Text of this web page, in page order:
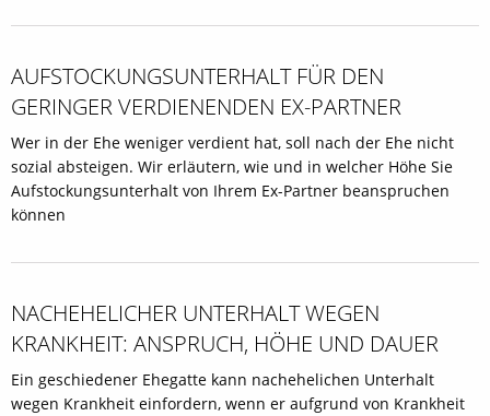
AUFSTOCKUNGS­UNTERHALT FÜR DEN
GERINGER VERDIENENDEN EX-PARTNER
Wer in der Ehe weniger verdient hat, soll nach der Ehe nicht
sozial absteigen. Wir erläutern, wie und in welcher Höhe Sie
Aufstockungsunterhalt von Ihrem Ex-Partner beanspruchen
können
NACHEHELICHER UNTERHALT WEGEN
KRANKHEIT: ANSPRUCH, HÖHE UND DAUER
Ein geschiedener Ehegatte kann nachehelichen Unterhalt
wegen Krankheit einfordern, wenn er aufgrund von Krankheit